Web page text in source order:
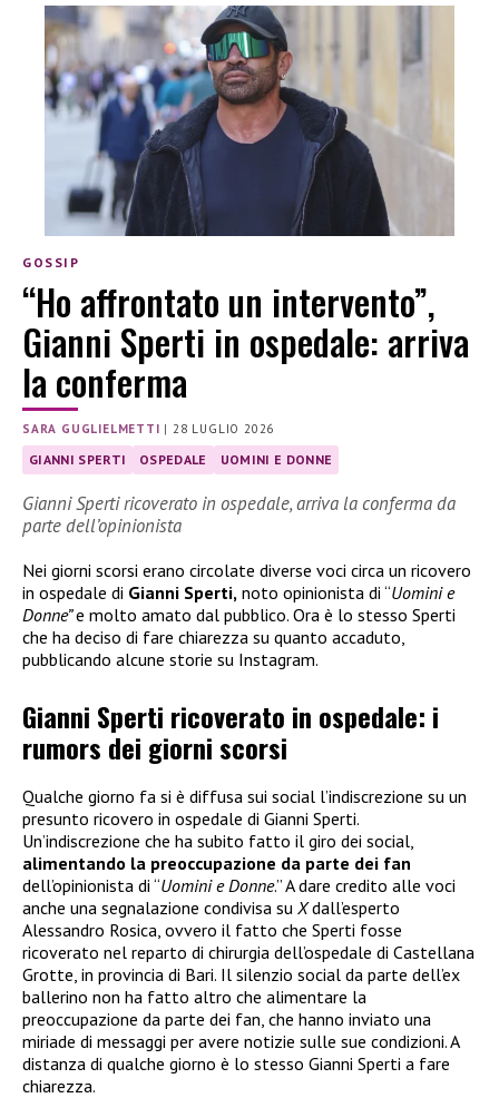
GOSSIP
“Ho affrontato un intervento”,
Gianni Sperti in ospedale: arriva
la conferma
SARA GUGLIELMETTI | 28 LUGLIO 2026
GIANNI SPERTI OSPEDALE UOMINI E DONNE
Gianni Sperti ricoverato in ospedale, arriva la conferma da
parte dell’opinionista
Nei giorni scorsi erano circolate diverse voci circa un ricovero
in ospedale di Gianni Sperti, noto opinionista di “Uomini e
Donne”e molto amato dal pubblico. Ora è lo stesso Sperti
che ha deciso di fare chiarezza su quanto accaduto,
pubblicando alcune storie su Instagram.
Gianni Sperti ricoverato in ospedale: i
rumors dei giorni scorsi
Qualche giorno fa si è diffusa sui social l’indiscrezione su un
presunto ricovero in ospedale di Gianni Sperti.
Un’indiscrezione che ha subito fatto il giro dei social,
alimentando la preoccupazione da parte dei fan
dell’opinionista di “Uomini e Donne.” A dare credito alle voci
anche una segnalazione condivisa su Xdall’esperto
Alessandro Rosica, ovvero il fatto che Sperti fosse
ricoverato nel reparto di chirurgia dell’ospedale di Castellana
Grotte, in provincia di Bari. Il silenzio social da parte dell’ex
ballerino non ha fatto altro che alimentare la
preoccupazione da parte dei fan, che hanno inviato una
miriade di messaggi per avere notizie sulle sue condizioni. A
distanza di qualche giorno è lo stesso Gianni Sperti a fare
chiarezza.